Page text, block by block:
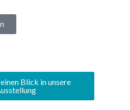
Blick in unsere